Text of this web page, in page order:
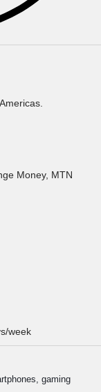
Money, MTN
week
gaming